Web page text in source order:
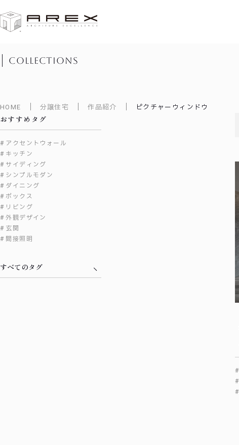
作品紹介
collections
HOME 分譲住宅 作品紹介 ピクチャーウィンドウ
おすすめタグ
アクセントウォール
キッチン
サイディング
シンプルモダン
ダイニング
ボックス
リビング
外観デザイン
玄関
間接照明
すべてのタグ